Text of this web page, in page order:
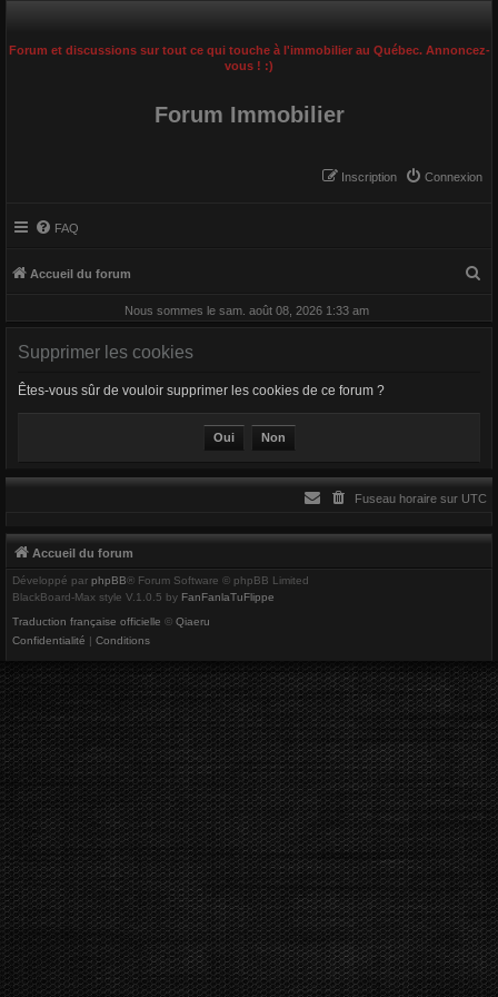
Forum et discussions sur tout ce qui touche à l'immobilier au Québec. Annoncez-
vous ! :)
Forum Immobilier
Connexion
Inscription
FAQ
Accueil du forum
c
Nous sommes le sam. août 08, 2026 1:33 am
Supprimer les cookies
Êtes-vous sûr de vouloir supprimer les cookies de ce forum ?
Fuseau horaire sur UTC
Accueil du forum
Développé par phpBB® Forum Software © phpBB Limited
BlackBoard-Max style V.1.0.5 by FanFanlaTuFlippe
Traduction française officielle © Qiaeru
Confidentialité | Conditions